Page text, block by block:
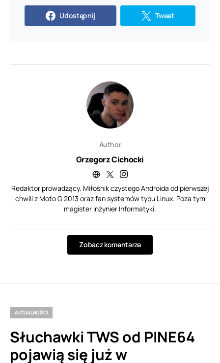
Udostępnij Tweet
Author
Grzegorz Cichocki
Redaktor prowadzący. Miłośnik czystego Androida od pierwszej
chwili z Moto G 2013 oraz fan systemów typu Linux. Poza tym
magister inżynier Informatyki.
Zobacz komentarze
AKTUALNOŚCI
Słuchawki TWS od PINE64
pojawią się już w